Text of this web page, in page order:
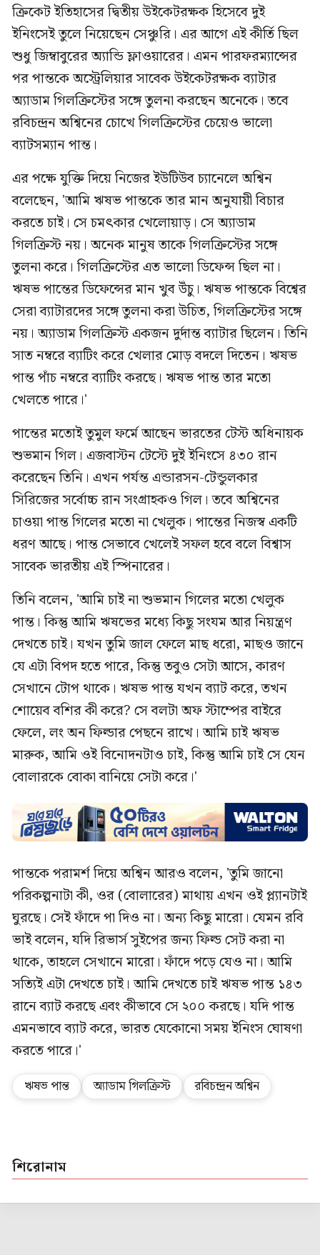
ক্রিকেট ইতিহাসের দ্বিতীয় উইকেটরক্ষক হিসেবে দুই
ইনিংসেই তুলে নিয়েছেন সেঞ্চুরি। এর আগে এই কীর্তি ছিল
শুধু জিম্বাবুরের অ্যান্ডি ফ্লাওয়ারের। এমন পারফরম্যান্সের
পর পান্তকে অস্ট্রেলিয়ার সাবেক উইকেটরক্ষক ব্যাটার
অ্যাডাম গিলক্রিস্টের সঙ্গে তুলনা করছেন অনেকে। তবে
রবিচন্দ্রন অশ্বিনের চোখে গিলক্রিস্টের চেয়েও ভালো
ব্যাটসম্যান পান্ত।
এর পক্ষে যুক্তি দিয়ে নিজের ইউটিউব চ্যানেলে অশ্বিন
বলেছেন, 'আমি ঋষভ পান্তকে তার মান অনুযায়ী বিচার
করতে চাই। সে চমৎকার খেলোয়াড়। সে অ্যাডাম
গিলক্রিস্ট নয়। অনেক মানুষ তাকে গিলক্রিস্টের সঙ্গে
তুলনা করে। গিলক্রিস্টের এত ভালো ডিফেন্স ছিল না।
ঋষভ পান্তের ডিফেন্সের মান খুব উঁচু। ঋষভ পান্তকে বিশ্বের
সেরা ব্যাটারদের সঙ্গে তুলনা করা উচিত, গিলক্রিস্টের সঙ্গে
নয়। অ্যাডাম গিলক্রিস্ট একজন দুর্দান্ত ব্যাটার ছিলেন। তিনি
সাত নম্বরে ব্যাটিং করে খেলার মোড় বদলে দিতেন। ঋষভ
পান্ত পাঁচ নম্বরে ব্যাটিং করছে। ঋষভ পান্ত তার মতো
খেলতে পারে।'
পান্তের মতোই তুমুল ফর্মে আছেন ভারতের টেস্ট অধিনায়ক
শুভমান গিল। এজবাস্টন টেস্টে দুই ইনিংসে ৪৩০ রান
করেছেন তিনি। এখন পর্যন্ত এন্ডারসন-টেন্ডুলকার
সিরিজের সর্বোচ্চ রান সংগ্রাহকও গিল। তবে অশ্বিনের
চাওয়া পান্ত গিলের মতো না খেলুক। পান্তের নিজস্ব একটি
ধরণ আছে। পান্ত সেভাবে খেলেই সফল হবে বলে বিশ্বাস
সাবেক ভারতীয় এই স্পিনারের।
তিনি বলেন, 'আমি চাই না শুভমান গিলের মতো খেলুক
পান্ত। কিন্তু আমি ঋষভের মধ্যে কিছু সংযম আর নিয়ন্ত্রণ
দেখতে চাই। যখন তুমি জাল ফেলে মাছ ধরো, মাছও জানে
যে এটা বিপদ হতে পারে, কিন্তু তবুও সেটা আসে, কারণ
সেখানে টোপ থাকে। ঋষভ পান্ত যখন ব্যাট করে, তখন
শোয়েব বশির কী করে? সে বলটা অফ স্টাম্পের বাইরে
ফেলে, লং অন ফিল্ডার পেছনে রাখে। আমি চাই ঋষভ
মারুক, আমি ওই বিনোদনটাও চাই, কিন্তু আমি চাই সে যেন
বোলারকে বোকা বানিয়ে সেটা করে।'
পান্তকে পরামর্শ দিয়ে অশ্বিন আরও বলেন, 'তুমি জানো
পরিকল্পনাটা কী, ওর (বোলারের) মাথায় এখন ওই প্ল্যানটাই
ঘুরছে। সেই ফাঁদে পা দিও না। অন্য কিছু মারো। যেমন রবি
ভাই বলেন, যদি রিভার্স সুইপের জন্য ফিল্ড সেট করা না
থাকে, তাহলে সেখানে মারো। ফাঁদে পড়ে যেও না। আমি
সত্যিই এটা দেখতে চাই। আমি দেখতে চাই ঋষভ পান্ত ১৪৩
রানে ব্যাট করছে এবং কীভাবে সে ২০০ করছে। যদি পান্ত
এমনভাবে ব্যাট করে, ভারত যেকোনো সময় ইনিংস ঘোষণা
করতে পারে।'
ঋষভ পান্ত অ্যাডাম গিলক্রিস্ট রবিচন্দ্রন অশ্বিন
শিরোনাম